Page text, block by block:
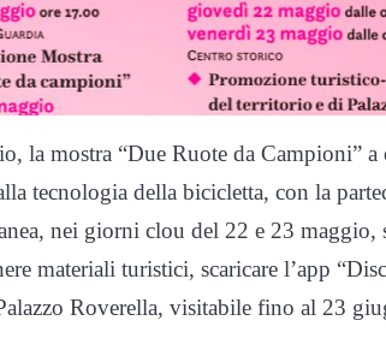
la mostra “Due Ruote da Campioni” a
tecnologia della bicicletta, con la
nei giorni clou del 22 e 23 maggio,
materiali turistici, scaricare l’app
Roverella, visitabile fino al 23